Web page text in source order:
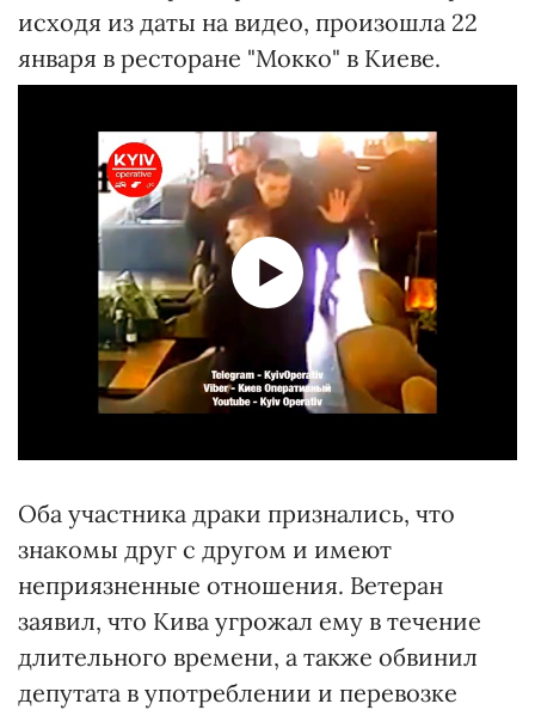
исходя из даты на видео, произошла 22
января в ресторане "Мокко" в Киеве.
Оба участника драки признались, что
знакомы друг с другом и имеют
неприязненные отношения. Ветеран
заявил, что Кива угрожал ему в течение
длительного времени, а также обвинил
депутата в употреблении и перевозке